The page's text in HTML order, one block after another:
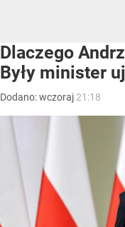
Dlaczego
Były minister
Dodano:wczoraj 21:18